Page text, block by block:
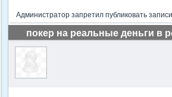
Администратор запретил публиковать записи
покер на реальные деньги в